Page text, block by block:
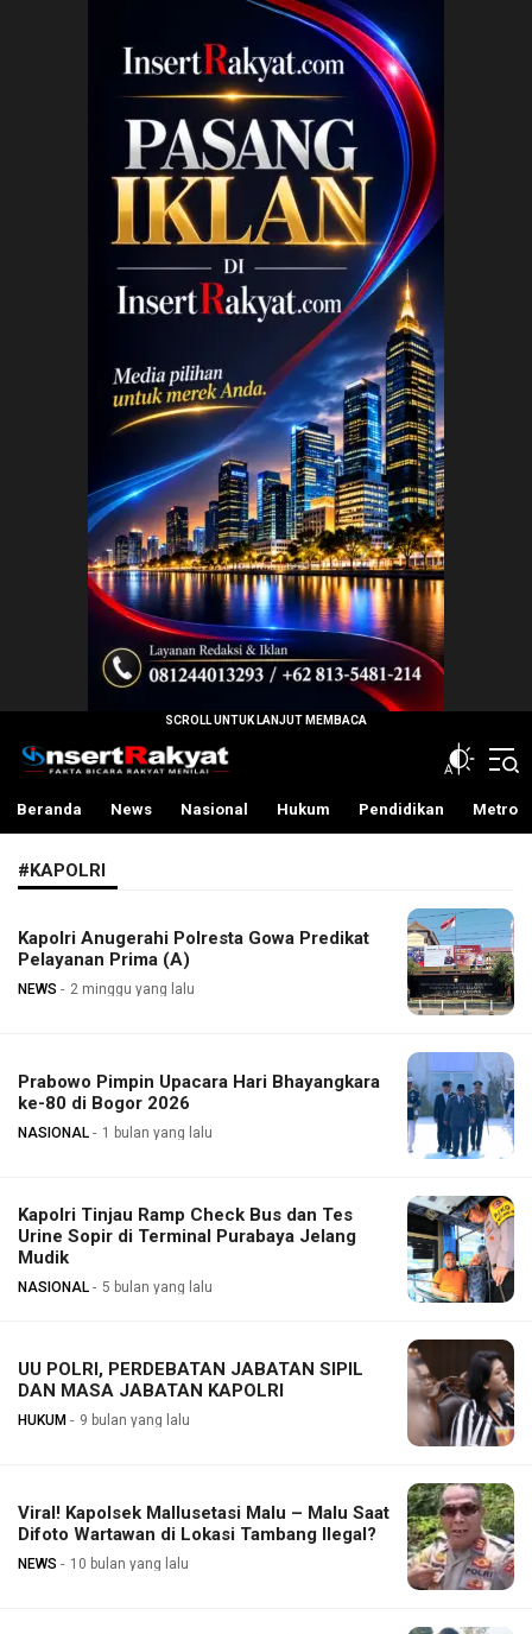
InsertRakyat.com
Fakta Bicara Rakyat Menilai
Beranda News Nasional Hukum Pendidikan Metro
#KAPOLRI
Kapolri Anugerahi Polresta Gowa Predikat
Pelayanan Prima (A)
NEWS 2 minggu yang lalu
Prabowo Pimpin Upacara Hari Bhayangkara
ke-80 di Bogor 2026
NASIONAL 1 bulan yang lalu
Kapolri Tinjau Ramp Check Bus dan Tes
Urine Sopir di Terminal Purabaya Jelang
Mudik
NASIONAL 5 bulan yang lalu
UU POLRI, PERDEBATAN JABATAN SIPIL
DAN MASA JABATAN KAPOLRI
HUKUM 9 bulan yang lalu
Viral! Kapolsek Mallusetasi Malu – Malu Saat
Difoto Wartawan di Lokasi Tambang Ilegal?
NEWS 10 bulan yang lalu